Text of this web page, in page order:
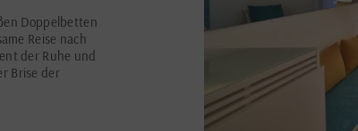
Doppelbetten
Reise nach
der Ruhe und
Brise der